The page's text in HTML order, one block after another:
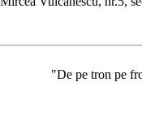
⁠"De pe tron pe